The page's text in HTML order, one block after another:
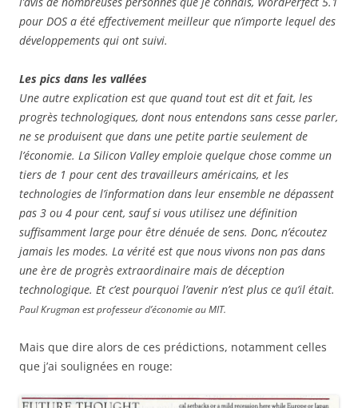
pour DOS a été effectivement meilleur que n’importe lequel des
développements qui ont suivi.
Les pics dans les vallées
Une autre explication est que quand tout est dit et fait, les
progrès technologiques, dont nous entendons sans cesse parler,
ne se produisent que dans une petite partie seulement de
l’économie. La Silicon Valley emploie quelque chose comme un
tiers de 1 pour cent des travailleurs américains, et les
technologies de l’information dans leur ensemble ne dépassent
pas 3 ou 4 pour cent, sauf si vous utilisez une définition
suffisamment large pour être dénuée de sens. Donc, n’écoutez
jamais les modes. La vérité est que nous vivons non pas dans
une ère de progrès extraordinaire mais de déception
technologique. Et c’est pourquoi l’avenir n’est plus ce qu’il était.
Paul Krugman est professeur d’économie au MIT.
Mais que dire alors de ces prédictions, notamment celles
que j’ai soulignées en rouge: